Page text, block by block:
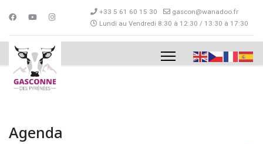
+33 5 61 60 15 30
gascon@wanadoo.fr
Lundi au Vendredi 8:30 à 12:30 / 13:30 à 17:30
Agenda